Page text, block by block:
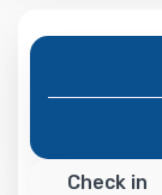
Check in